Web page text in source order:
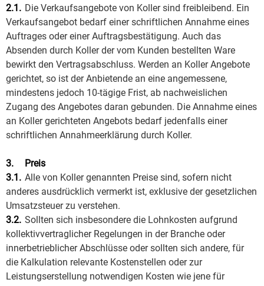
2.1. Die Verkaufsangebote von Koller sind freibleibend. Ein
Verkaufsangebot bedarf einer schriftlichen Annahme eines
Auftrages oder einer Auftragsbestätigung. Auch das
Absenden durch Koller der vom Kunden bestellten Ware
bewirkt den Vertragsabschluss. Werden an Koller Angebote
gerichtet, so ist der Anbietende an eine angemessene,
mindestens jedoch 10-tägige Frist, ab nachweislichen
Zugang des Angebotes daran gebunden. Die Annahme eines
an Koller gerichteten Angebots bedarf jedenfalls einer
schriftlichen Annahmeerklärung durch Koller.
3.
Preis
3.1. Alle von Koller genannten Preise sind, sofern nicht
anderes ausdrücklich vermerkt ist, exklusive der gesetzlichen
Umsatzsteuer zu verstehen.
3.2. Sollten sich insbesondere die Lohnkosten aufgrund
kollektivvertraglicher Regelungen in der Branche oder
innerbetrieblicher Abschlüsse oder sollten sich andere, für
die Kalkulation relevante Kostenstellen oder zur
Leistungserstellung notwendigen Kosten wie jene für